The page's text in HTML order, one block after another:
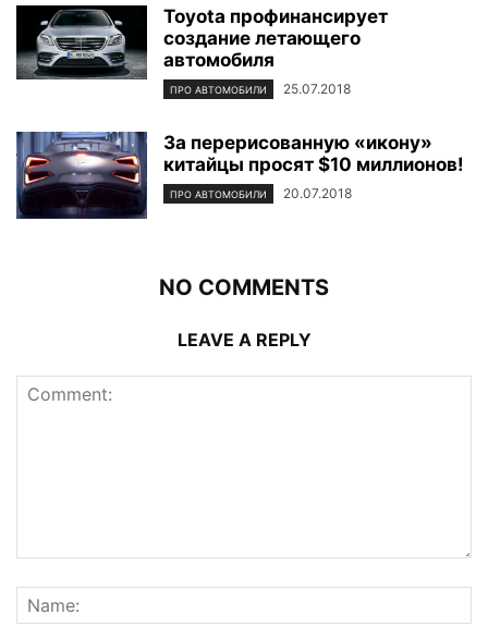
Toyota профинансирует
создание летающего
автомобиля
ПРО АВТОМОБИЛИ 25.07.2018
За перерисованную «икону»
китайцы просят $10 миллионов!
ПРО АВТОМОБИЛИ 20.07.2018
NO COMMENTS
LEAVE A REPLY